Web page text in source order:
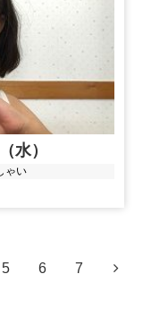
水）
ゃい
5 6 7